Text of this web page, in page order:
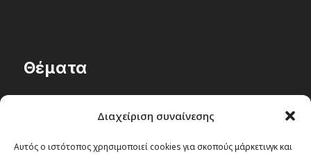
Διαχείριση συναίνεσης
Αυτός ο ιστότοπος χρησιμοποιεί cookies για σκοπούς μάρκετινγκ και
Θέματα
Passenger στον κόσμο
TRAVEL NEWS